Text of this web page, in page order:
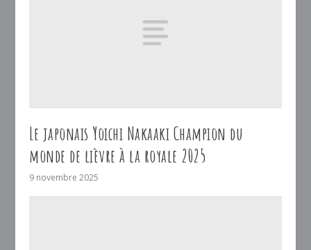
Le japonais Yoichi Nakaaki Champion du
monde de lièvre à la royale 2025
9 novembre 2025